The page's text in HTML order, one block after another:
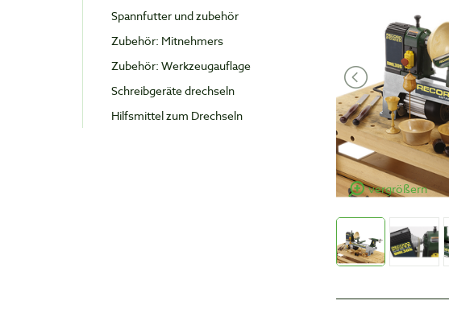
Spannfutter und zubehör
Zubehör: Mitnehmers
Zubehör: Werkzeugauflage
Schreibgeräte drechseln
Hilfsmittel zum Drechseln
vergrößern